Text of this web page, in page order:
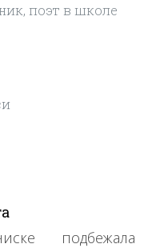
поэт в школе
подбежала